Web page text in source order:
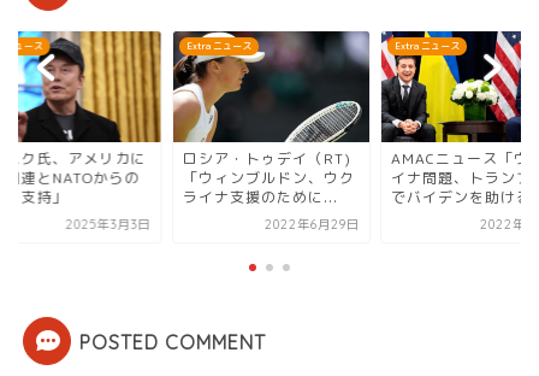
ニュース
ア・トゥデイ（RT)
ィンブルドン、ウク
支援のために...
2022年6月29日
Extra ニュース
AMACニュース「ウクラ
イナ問題、トランプ主導
でバイデンを助けるか...
2022年2月6日
Extra ニュース
「マスク氏、アメリ
よる国連とNATOか
脱退を支持」
2025年3
POSTED COMMENT